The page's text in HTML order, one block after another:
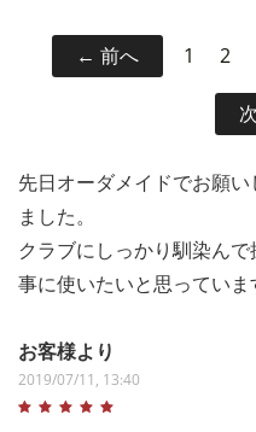
前へ 1 2
先日オーダメイドでお願
ました。
クラブにしっかり馴染ん
事に使いたいと思っていま
お客様より
2019/07/11, 13:40